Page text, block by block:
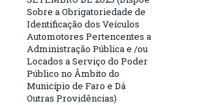
Sobre a Obrigatoriedade de
Identificação dos Veículos
Automotores Pertencentes a
Administração Pública e /ou
Locados a Serviço do Poder
Público no Âmbito do
Município de Faro e Dá
Outras Providências)